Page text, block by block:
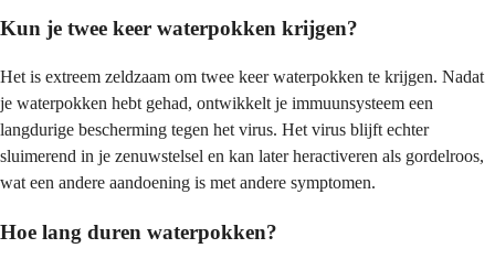
Kun je twee keer waterpokken krijgen?
Het is extreem zeldzaam om twee keer waterpokken te krijgen. Nadat
je waterpokken hebt gehad, ontwikkelt je immuunsysteem een
langdurige bescherming tegen het virus. Het virus blijft echter
sluimerend in je zenuwstelsel en kan later heractiveren als gordelroos,
wat een andere aandoening is met andere symptomen.
Hoe lang duren waterpokken?